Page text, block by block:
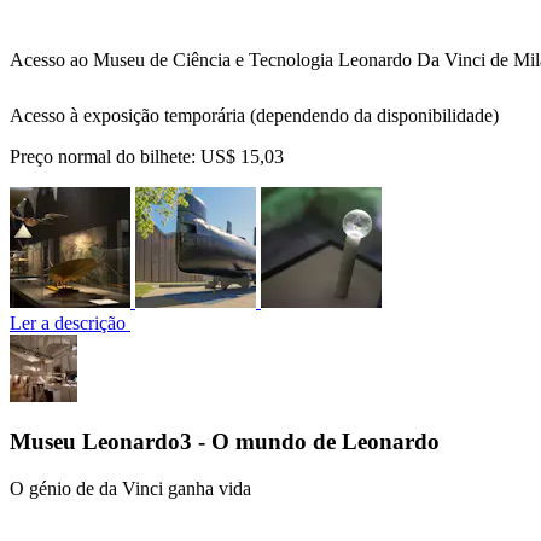
Acesso ao Museu de Ciência e Tecnologia Leonardo Da Vinci de
Acesso à exposição temporária (dependendo da disponibilidade)
Preço normal do bilhete: US$ 15,03
Ler a descrição
Museu Leonardo3 - O mundo de Leonardo
O génio de da Vinci ganha vida